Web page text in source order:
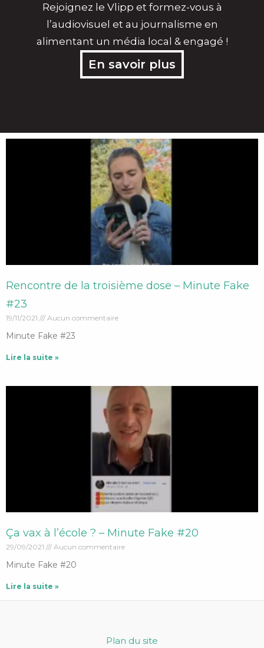
Rejoignez le Vlipp et formez-vous à
l’audiovisuel et au journalisme en
alimentant un média local & engagé !
En savoir plus
Rencontre de la troisième dose – Minute Fake
#23
19/11/2021 Aucun commentaire
Minute Fake #23
Lire la suite »
Ça vax à l’école ? – Minute Fake #20
29/09/2021 Aucun commentaire
Minute Fake #20
Lire la suite »
Plan du site